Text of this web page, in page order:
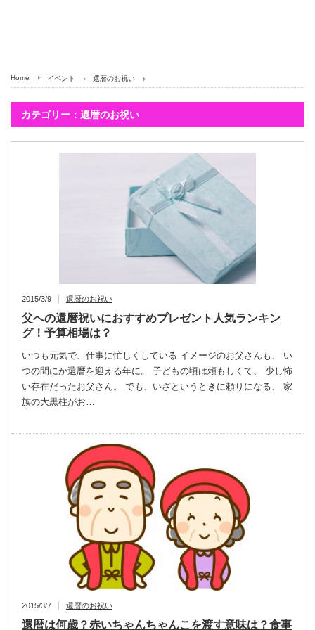
Home イベント 還暦のお祝い
カテゴリー：還暦のお祝い
2015/3/9 還暦のお祝い
父への還暦祝いにおすすめプレゼント人気ランキン
グ！予算相場は？
いつも元気で、仕事に忙しくしている イメージのお父さんも、 い
つの間にか還暦を迎える年に。 子どもの頃は頼もしくて、 少し怖
い存在だったお父さん。 でも、いざというときに頼りになる、 家
族の大黒柱がお…
2015/3/7 還暦のお祝い
還暦は何歳？赤いちゃんちゃんこを渡す意味は？食事